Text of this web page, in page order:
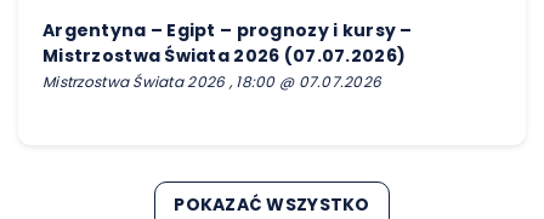
Argentyna – Egipt – prognozy i kursy –
Mistrzostwa Świata 2026 (07.07.2026)
Mistrzostwa Świata 2026 , 18:00 @ 07.07.2026
POKAZAĆ WSZYSTKO